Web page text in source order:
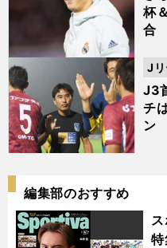
杯
合
J3
チ
ン
J
編集部のおすすめ